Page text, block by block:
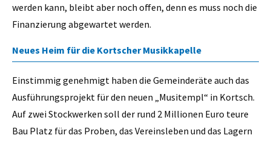
werden kann, bleibt aber noch offen, denn es muss noch die
Finanzierung abgewartet werden.
Neues Heim für die Kortscher Musikkapelle
Einstimmig genehmigt haben die Gemeinderäte auch das
Ausführungsprojekt für den neuen „Musitempl“ in Kortsch.
Auf zwei Stockwerken soll der rund 2 Millionen Euro teure
Bau Platz für das Proben, das Vereinsleben und das Lagern